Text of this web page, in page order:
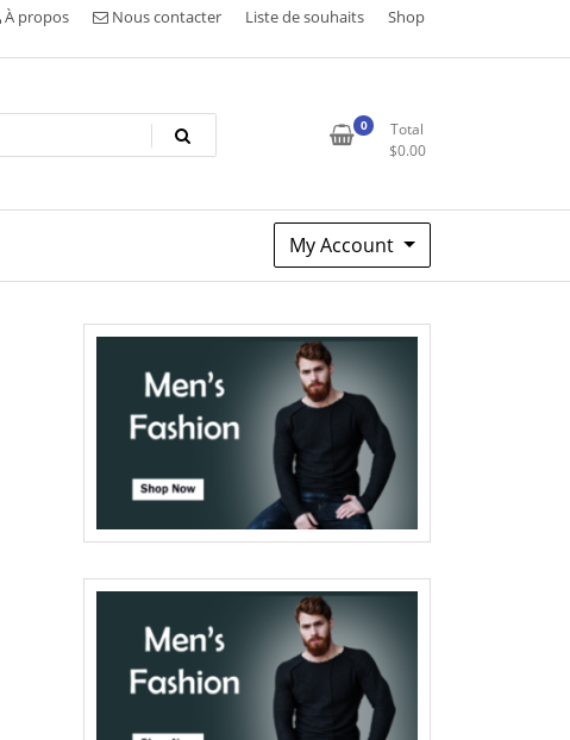
À propos Nous contacter Liste de souhaits Shop
0
Total
$0.00
My Account